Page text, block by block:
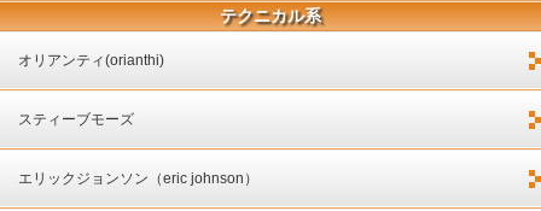
テクニカル系
オリアンティ(orianthi)
スティーブモーズ
エリックジョンソン（eric johnson）